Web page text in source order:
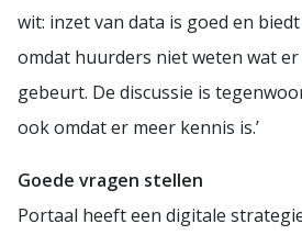
wit: inzet van data is goed en
omdat huurders niet weten wat
gebeurt. De discussie is
ook omdat er meer kennis is.’
Goede vragen stellen
Portaal heeft een digitale